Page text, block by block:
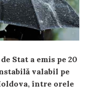
Stat a emis pe 20
valabil pe
între orele